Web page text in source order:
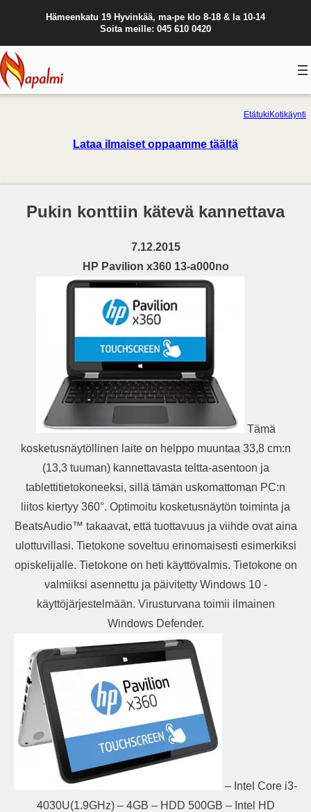
Hämeenkatu 19 Hyvinkää, ma-pe klo 8-18 & la 10-14
Soita meille: 045 610 0420
Etätuki Kotikäynti
Lataa ilmaiset oppaamme täältä
Pukin konttiin kätevä kannettava
7.12.2015
HP Pavilion x360 13-a000no
Tämä
kosketusnäytöllinen laite on helppo muuntaa 33,8 cm:n
(13,3 tuuman) kannettavasta teltta-asentoon ja
tablettitietokoneeksi, sillä tämän uskomattoman PC:n
liitos kiertyy 360°. Optimoitu kosketusnäytön toiminta ja
BeatsAudio™ takaavat, että tuottavuus ja viihde ovat aina
ulottuvillasi. Tietokone soveltuu erinomaisesti esimerkiksi
opiskelijalle. Tietokone on heti käyttövalmis. Tietokone on
valmiiksi asennettu ja päivitetty Windows 10 -
käyttöjärjestelmään. Virusturvana toimii ilmainen
Windows Defender.
– Intel Core i3-
4030U(1.9GHz) – 4GB – HDD 500GB – Intel HD